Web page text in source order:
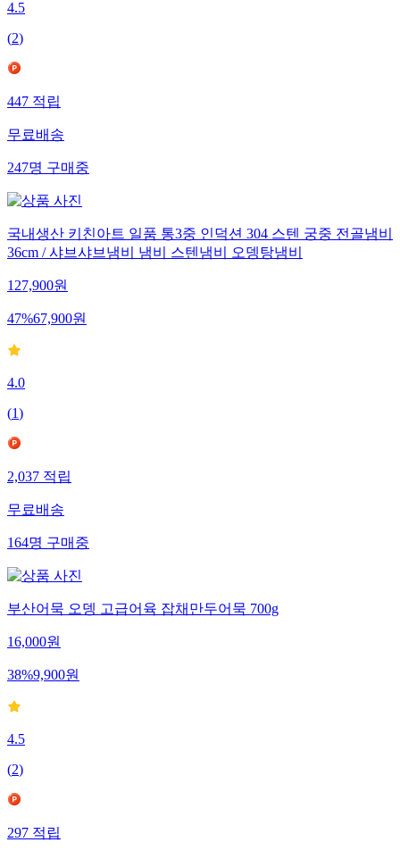
4.5
(2)
447적립
무료배송
247명구매중
국내생산 키친아트 일품 통3중 인덕션 304 스텐 궁중 전골냄비
36cm / 샤브샤브냄비 냄비 스텐냄비 오뎅탕냄비
127,900원
47%67,900원
4.0
(1)
2,037적립
무료배송
164명구매중
부산어묵 오뎅 고급어육 잡채만두어묵 700g
16,000원
38%9,900원
4.5
(2)
297적립